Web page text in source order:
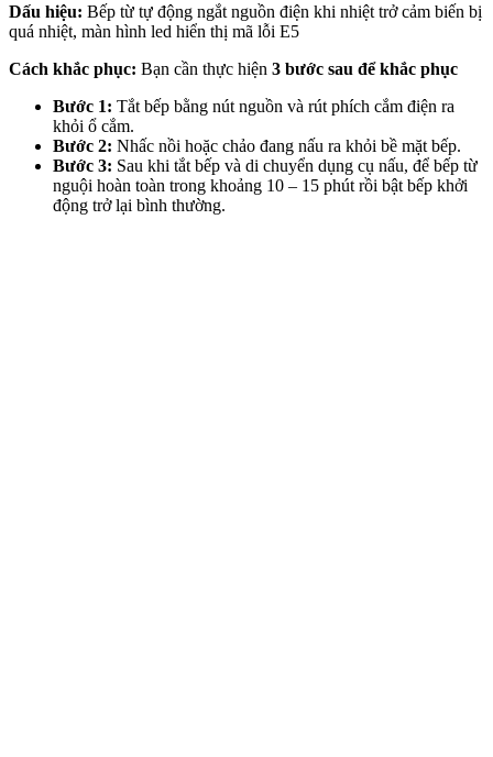
Dấu hiệu: Bếp từ tự động ngắt nguồn điện khi nhiệt trở cảm biến bị
quá nhiệt, màn hình led hiển thị mã lỗi E5
Cách khắc phục: Bạn cần thực hiện 3 bước sau để khắc phục
Bước 1: Tắt bếp bằng nút nguồn và rút phích cắm điện ra
khỏi ổ cắm.
Bước 2: Nhấc nồi hoặc chảo đang nấu ra khỏi bề mặt bếp.
Bước 3: Sau khi tắt bếp và di chuyển dụng cụ nấu, để bếp từ
nguội hoàn toàn trong khoảng 10 – 15 phút rồi bật bếp khởi
động trở lại bình thường.